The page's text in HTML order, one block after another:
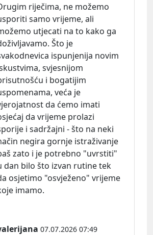
riječima, ne možemo
samo vrijeme, ali
utjecati na to kako ga
Što je
ispunjenija novim
svjesnijom
i bogatijim
veća je
da ćemo imati
da vrijeme prolazi
i sadržajni - što na neki
negira gornje istraživanje
zato i je potrebno "uvrstiti"
dan bilo što izvan rutine tek
osjetimo "osvježeno" vrijeme
imamo.
07.07.2026 07:49